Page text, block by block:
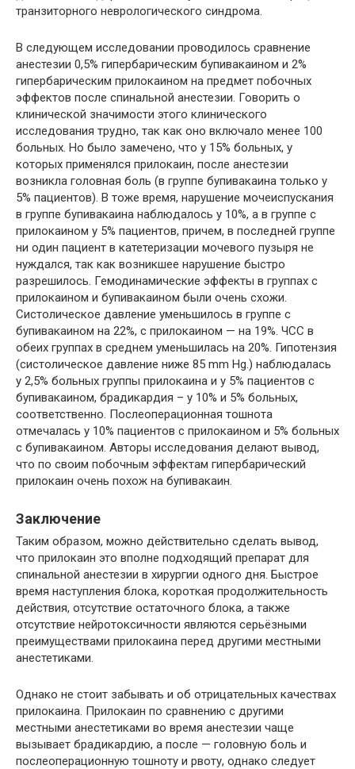
транзиторного неврологического синдрома.
В следующем исследовании проводилось сравнение
анестезии 0,5% гипербарическим бупивакаином и 2%
гипербарическим прилокаином на предмет побочных
эффектов после спинальной анестезии. Говорить о
клинической значимости этого клинического
исследования трудно, так как оно включало менее 100
больных. Но было замечено, что у 15% больных, у
которых применялся прилокаин, после анестезии
возникла головная боль (в группе бупивакаина только у
5% пациентов). В тоже время, нарушение мочеиспускания
в группе бупивакаина наблюдалось у 10%, а в группе с
прилокаином у 5% пациентов, причем, в последней группе
ни один пациент в катетеризации мочевого пузыря не
нуждался, так как возникшее нарушение быстро
разрешилось. Гемодинамические эффекты в группах с
прилокаином и бупивакаином были очень схожи.
Систолическое давление уменьшилось в группе с
бупивакаином на 22%, с прилокаином — на 19%. ЧСС в
обеих группах в среднем уменьшилась на 20%. Гипотензия
(систолическое давление ниже 85 mm Hg.) наблюдалась
у 2,5% больных группы прилокаина и у 5% пациентов с
бупивакаином, брадикардия – у 10% и 5% больных,
соответственно. Послеоперационная тошнота
отмечалась у 10% пациентов с прилокаином и 5% больных
с бупивакаином. Авторы исследования делают вывод,
что по своим побочным эффектам гипербарический
прилокаин очень похож на бупивакаин.
Заключение
Таким образом, можно действительно сделать вывод,
что прилокаин это вполне подходящий препарат для
спинальной анестезии в хирургии одного дня. Быстрое
время наступления блока, короткая продолжительность
действия, отсутствие остаточного блока, а также
отсутствие нейротоксичности являются серьёзными
преимуществами прилокаина перед другими местными
анестетиками.
Однако не стоит забывать и об отрицательных качествах
прилокаина. Прилокаин по сравнению с другими
местными анестетиками во время анестезии чаще
вызывает брадикардию, а после — головную боль и
послеоперационную тошноту и рвоту, однако следует